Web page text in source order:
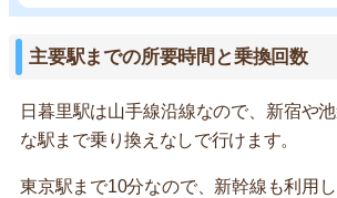
主要駅までの所要時間と乗換回数
日暮里駅は山手線沿線なので、新宿や
な駅まで乗り換えなしで行けます。
東京駅まで10分なので、新幹線も利用